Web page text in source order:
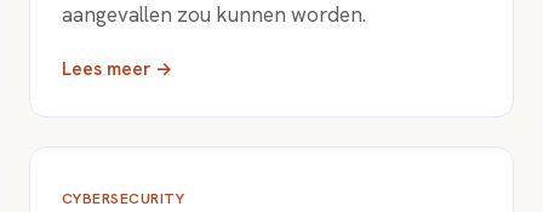
aangevallen zou kunnen worden.
Lees meer →
CYBERSECURITY